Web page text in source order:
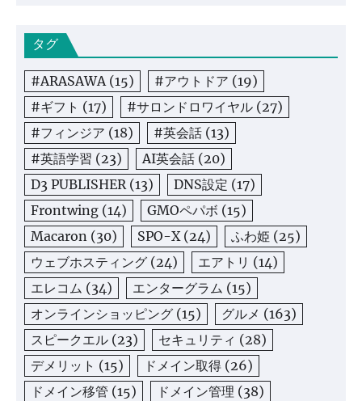
タグ
#ARASAWA(15) #アウトドア (19)
#ギフト (17) #サロンドロワイヤル (27)
#フィンジア (18) #英会話 (13)
#英語学習 (23) AI英会話 (20)
D3 PUBLISHER(13) DNS設定 (17)
Frontwing (14) GMOペパボ (15)
Macaron (30) SPO-X(24) ふわ姫 (25)
ウェブホスティング (24) エアトリ (14)
エレコム (34) エンターグラム (15)
オンラインショッピング (15) グルメ (163)
スピークエル (23) セキュリティ (28)
デメリット (15) ドメイン取得 (26)
ドメイン移管 (15) ドメイン管理 (38)